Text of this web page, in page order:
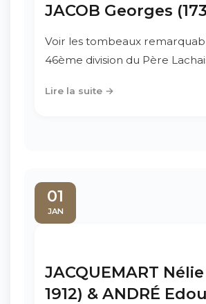
JACOB Georges
Voir les tombeaux
46ème division du Père
Lire la suite →
01
JAN
JACQUEMART Nélie
1912) & ANDRÉ